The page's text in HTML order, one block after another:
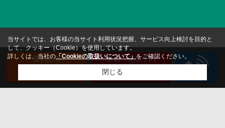
資料請求
来店・見学予約
（無料）
当サイトでは、お客様の当サイト利用状況把握、サービス向上検討を目的と
して、クッキー（Cookie）を使用しています。
詳しくは、当社の「Cookieの取扱いについて」をご確認ください。
閉じる